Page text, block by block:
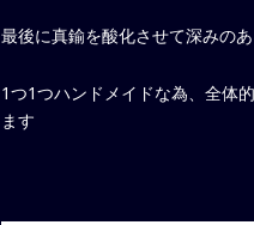
最後に真鍮を酸化させて深みの
1つ1つハンドメイドな為、全体
ます